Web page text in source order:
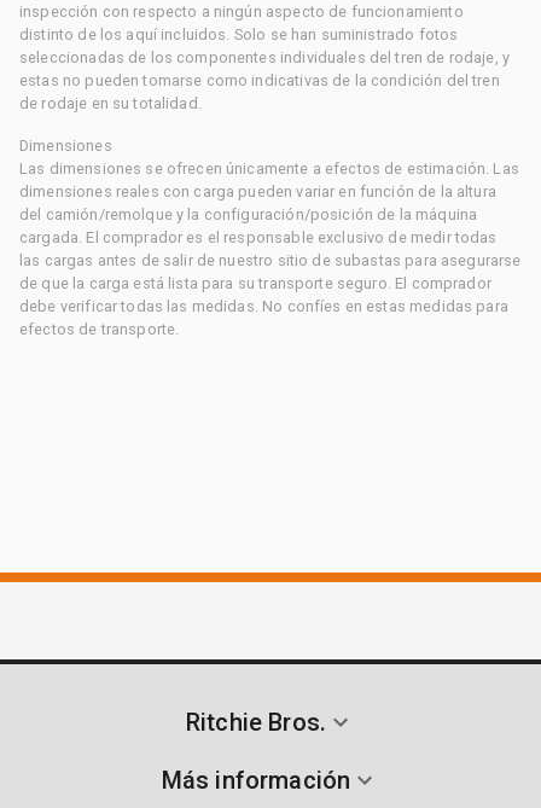
inspección con respecto a ningún aspecto de funcionamiento
distinto de los aquí incluidos. Solo se han suministrado fotos
seleccionadas de los componentes individuales del tren de rodaje, y
estas no pueden tomarse como indicativas de la condición del tren
de rodaje en su totalidad.
Dimensiones
Las dimensiones se ofrecen únicamente a efectos de estimación. Las
dimensiones reales con carga pueden variar en función de la altura
del camión/remolque y la configuración/posición de la máquina
cargada. El comprador es el responsable exclusivo de medir todas
las cargas antes de salir de nuestro sitio de subastas para asegurarse
de que la carga está lista para su transporte seguro. El comprador
debe verificar todas las medidas. No confíes en estas medidas para
efectos de transporte.
Ritchie Bros.
Más información